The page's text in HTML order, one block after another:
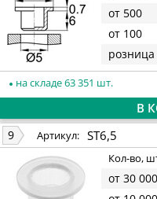
от 500
от 100
розница
на складе 63 351 шт.
В
9 Артикул: ST6,5
Кол-во,
от 30 000